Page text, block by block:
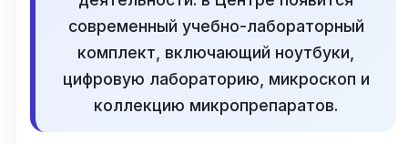
современный учебно-лабораторный
комплект, включающий ноутбуки,
цифровую лабораторию, микроскоп и
коллекцию микропрепаратов.